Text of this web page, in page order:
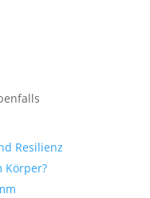
Resilienz
Körper?